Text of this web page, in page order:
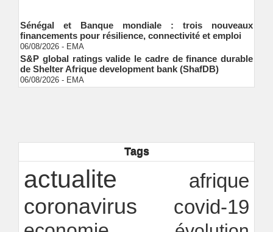
Sénégal et Banque mondiale : trois nouveaux
financements pour résilience, connectivité et emploi
06/08/2026 - EMA
S&P global ratings valide le cadre de finance durable
de Shelter Afrique development bank (ShafDB)
06/08/2026 -EMA
Industrialisation verte au Sénégal : comment
Ndakhté M. GAYE
Rapport Bceao 2025 : résilience, transition et
innovation
24/07/2026 -Ndakhté M. GAYE
Tags
actualite afrique
coronavirus covid-19